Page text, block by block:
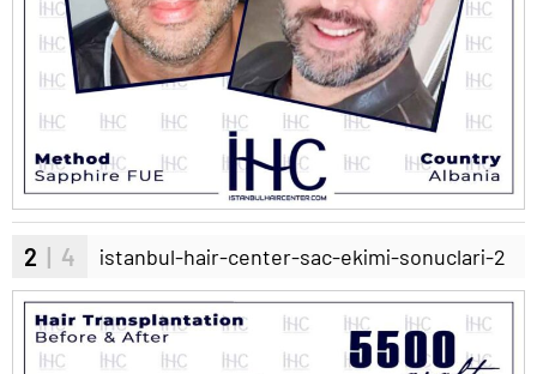
2 | 4 istanbul-hair-center-sac-ekimi-sonuclari-2